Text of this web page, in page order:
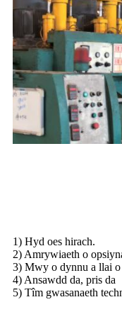
1) Hyd oes hirach.
2) Amrywiaeth o
3) Mwy o dynnu a llai
4) Ansawdd da, pris da
5) Tîm gwasanaeth